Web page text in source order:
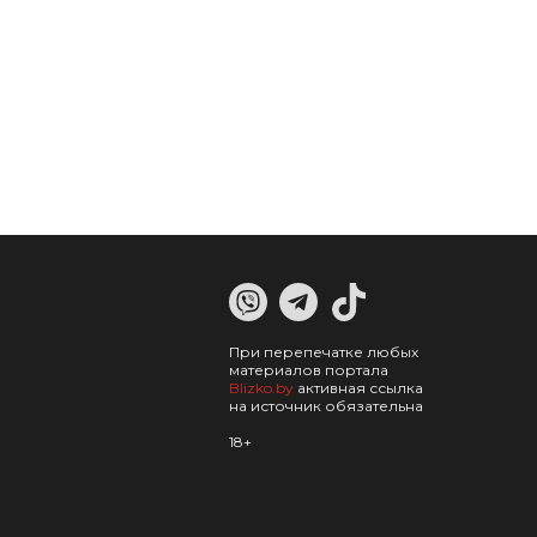
При перепечатке любых
материалов портала
Blizko.by активная ссылка
на источник обязательна
18+